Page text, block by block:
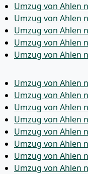
Umzug von Ahlen
Umzug von Ahlen
Umzug von Ahlen
Umzug von Ahlen
Umzug von Ahlen
Umzug von Ahlen
Umzug von Ahlen
Umzug von Ahlen
Umzug von Ahlen
Umzug von Ahlen
Umzug von Ahlen
Umzug von Ahlen
Umzug von Ahlen